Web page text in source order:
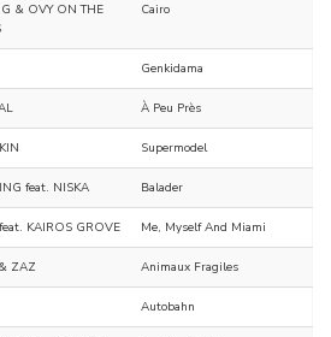
& OVY ON THE
Cairo
Genkidama
À Peu Près
Supermodel
feat. NISKA Balader
KAIROS GROVE Me, Myself And Miami
ZAZ Animaux Fragiles
Autobahn